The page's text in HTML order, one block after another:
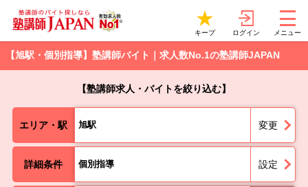
キープ ログイン メニュー
【旭駅・個別指導】塾講師バイト｜求人数No.1の塾講師JAPAN
【塾講師求人・バイトを絞り込む】
エリア・駅 旭駅 変更
詳細条件 個別指導 設定